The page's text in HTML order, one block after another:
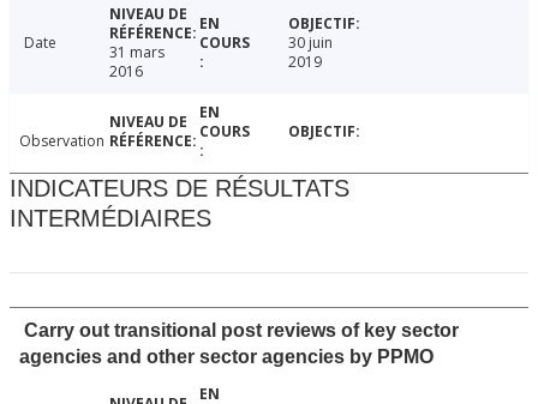
Date
31 mars
2016
30 juin
2019
Observation
INDICATEURS DE RÉSULTATS
INTERMÉDIAIRES
Carry out transitional post reviews of key sector
agencies and other sector agencies by PPMO